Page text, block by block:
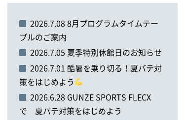
2026.7.08 8月プログラムタイムテー
ブルのご案内
2026.7.05 夏季特別休館日のお知らせ
2026.7.01 酷暑を乗り切る！夏バテ対
策をはじめよう
2026.6.28 GUNZE SPORTS FLECX
で 夏バテ対策をはじめよう